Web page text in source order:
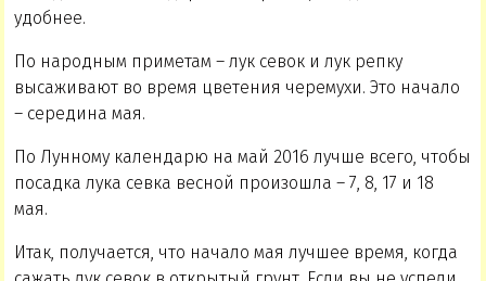
удобнее.
По народным приметам – лук севок и лук репку
высаживают во время цветения черемухи. Это начало
– середина мая.
По Лунному календарю на май 2016 лучше всего, чтобы
посадка лука севка весной произошла – 7, 8, 17 и 18
мая.
Итак, получается, что начало мая лучшее время, когда